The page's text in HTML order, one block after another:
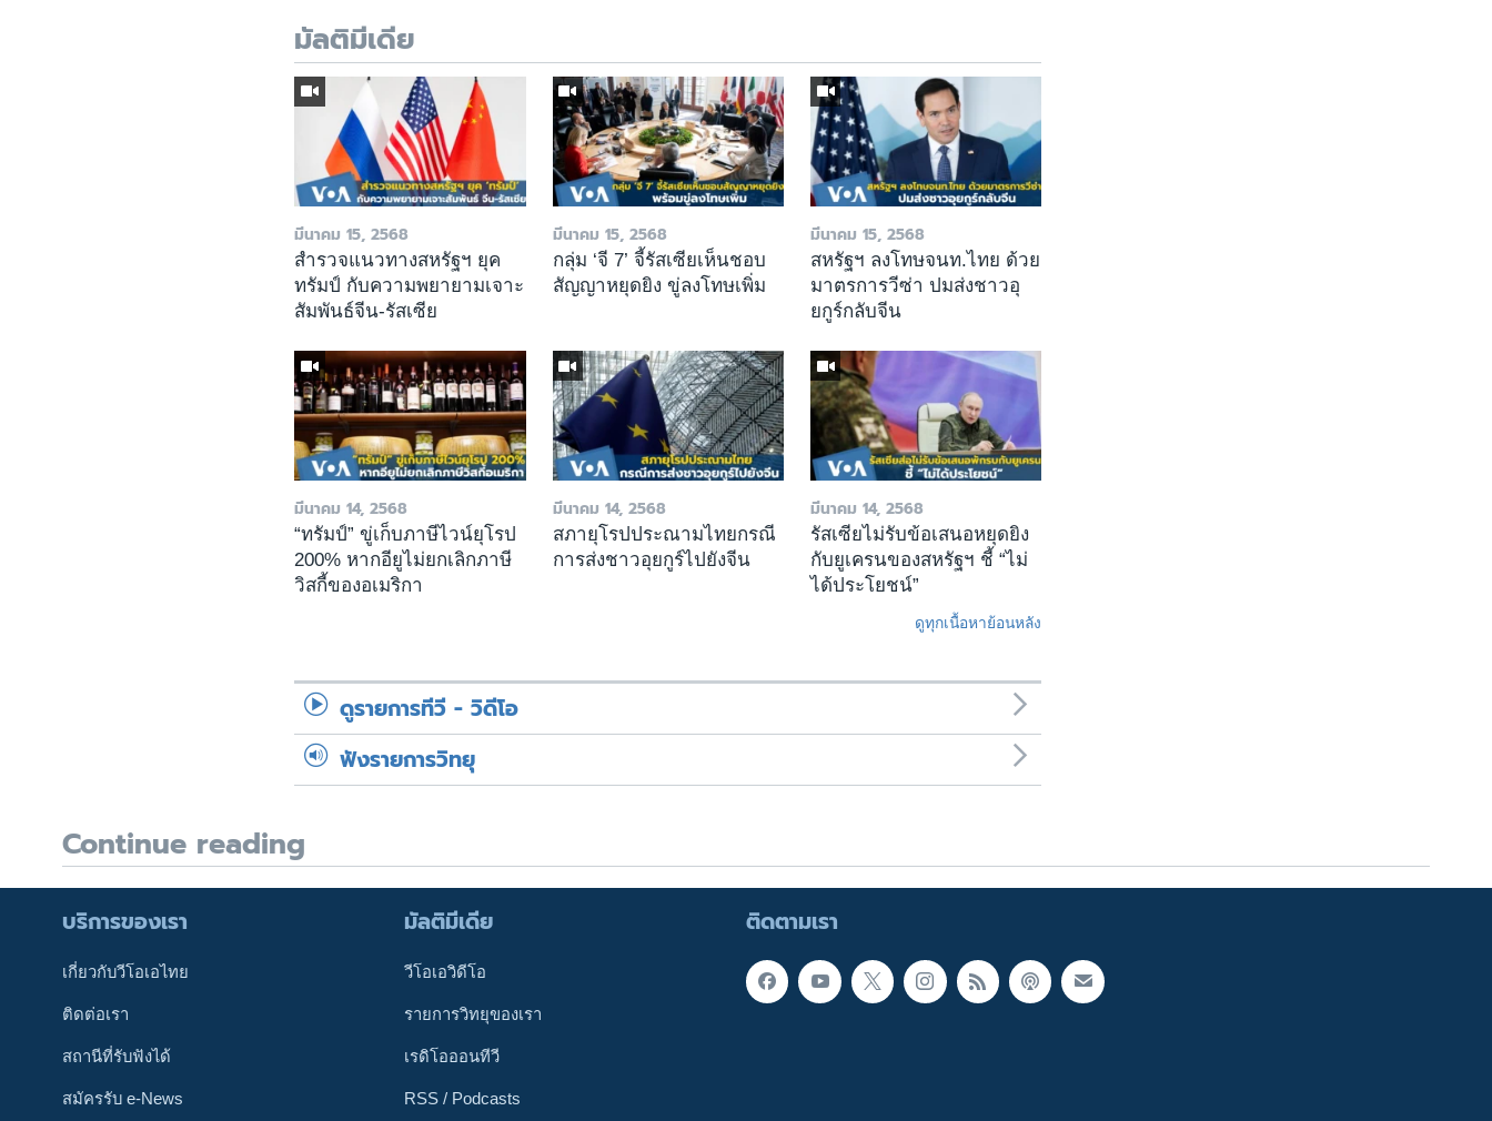
มัลติมีเดีย
มีนาคม 15, 2568
สำรวจแนวทางสหรัฐฯ ยุค
ทรัมป์ กับความพยายามเจาะ
สัมพันธ์จีน-รัสเซีย
มีนาคม 15, 2568
กลุ่ม ‘จี 7’ จี้รัสเซียเห็นชอบ
สัญญาหยุดยิง ขู่ลงโทษเพิ่ม
มีนาคม 15, 2568
สหรัฐฯ ลงโทษจนท.ไทย ด้วย
มาตรการวีซ่า ปมส่งชาวอุ
ยกูร์กลับจีน
มีนาคม 14, 2568
“ทรัมป์” ขู่เก็บภาษีไวน์ยุโรป
200% หากอียูไม่ยกเลิกภาษี
วิสกี้ของอเมริกา
มีนาคม 14, 2568
สภายุโรปประณามไทยกรณี
การส่งชาวอุยกูร์ไปยังจีน
มีนาคม 14, 2568
รัสเซียไม่รับข้อเสนอหยุดยิง
กับยูเครนของสหรัฐฯ ชี้ “ไม่
ได้ประโยชน์”
ดูทุกเนื้อหาย้อนหลัง
ดูรายการทีวี - วิดีโอ
ฟังรายการวิทยุ
Continue reading
ติดตามเรา
บริการของเรา
เกี่ยวกับวีโอเอไทย
ติดต่อเรา
สถานีที่รับฟังได้
สมัครรับ e-News
มัลติมีเดีย
วีโอเอวิดีโอ
รายการวิทยุของเรา
เรดิโอออนทีวี
RSS / Podcasts